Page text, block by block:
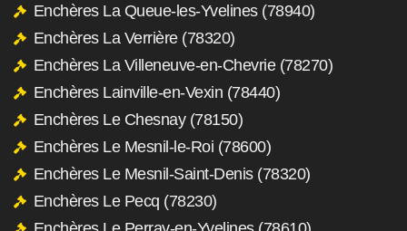
Enchères La Queue-les-Yvelines (78940)
Enchères La Verrière (78320)
Enchères La Villeneuve-en-Chevrie (78270)
Enchères Lainville-en-Vexin (78440)
Enchères Le Chesnay (78150)
Enchères Le Mesnil-le-Roi (78600)
Enchères Le Mesnil-Saint-Denis (78320)
Enchères Le Pecq (78230)